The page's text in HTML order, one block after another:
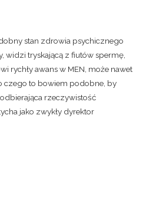
stan zdrowia psychicznego
widzi tryskającą z fiutów spermę,
rychły awans w MEN, może nawet
czego to bowiem podobne, by
rzeczywistość
jako zwykły dyrektor